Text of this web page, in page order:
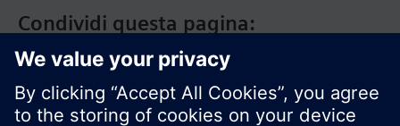
Condividi questa pagina: